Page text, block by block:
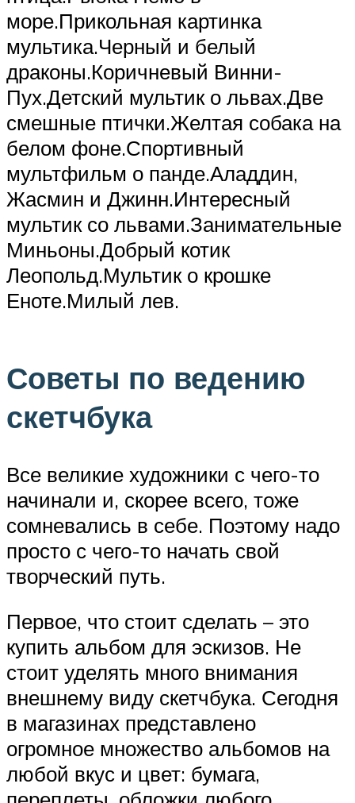
море.Прикольная картинка
мультика.Черный и белый
драконы.Коричневый Винни-
Пух.Детский мультик о львах.Две
смешные птички.Желтая собака на
белом фоне.Спортивный
мультфильм о панде.Аладдин,
Жасмин и Джинн.Интересный
мультик со львами.Занимательные
Миньоны.Добрый котик
Леопольд.Мультик о крошке
Еноте.Милый лев.
Советы по ведению
скетчбука
Все великие художники с чего-то
начинали и, скорее всего, тоже
сомневались в себе. Поэтому надо
просто с чего-то начать свой
творческий путь.
Первое, что стоит сделать – это
купить альбом для эскизов. Не
стоит уделять много внимания
внешнему виду скетчбука. Сегодня
в магазинах представлено
огромное множество альбомов на
любой вкус и цвет: бумага,